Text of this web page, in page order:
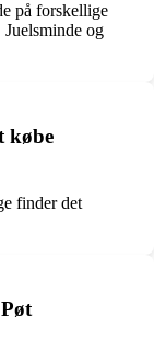
på forskellige
og
købe
finder det